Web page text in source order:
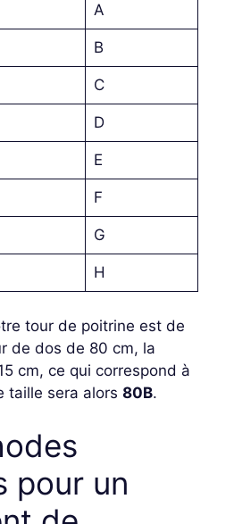
A
B
C
D
E
F
G
H
tour de poitrine est de
de dos de 80 cm, la
cm, ce qui correspond à
taille sera alors 80B.
pour un